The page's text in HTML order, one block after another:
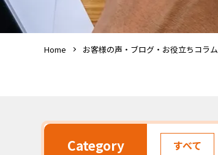
Home お客様の声・ブログ・お役立ちコラム
Category すべて